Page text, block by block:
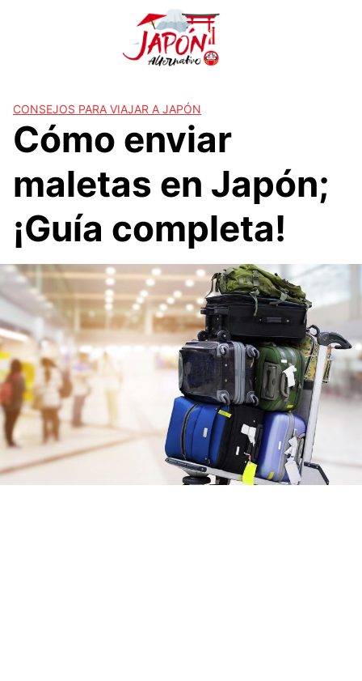
n
d
o
CONSEJOS PARA VIAJAR A JAPÓN
Cómo enviar
maletas en Japón;
¡Guía completa!